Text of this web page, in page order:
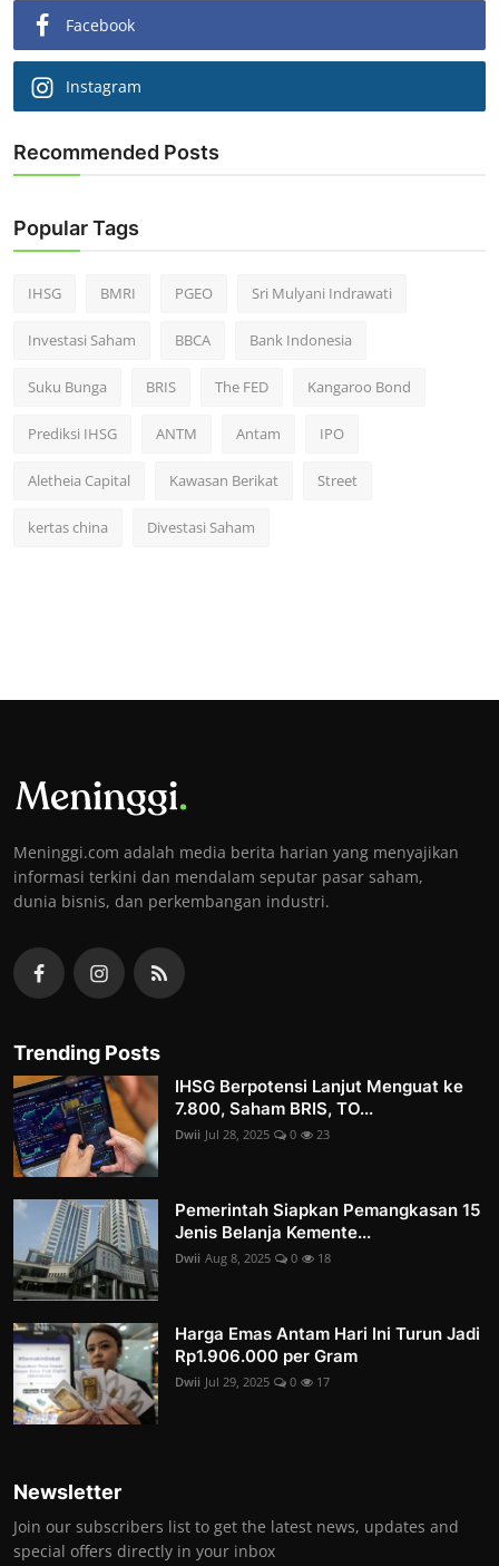
Facebook
Instagram
Recommended Posts
Popular Tags
IHSG BMRI PGEO Sri Mulyani Indrawati
Investasi Saham BBCA Bank Indonesia
Suku Bunga BRIS The FED Kangaroo Bond
Prediksi IHSG ANTM Antam IPO
Aletheia Capital Kawasan Berikat Street
kertas china Divestasi Saham
Meninggi.com adalah media berita harian yang menyajikan
informasi terkini dan mendalam seputar pasar saham,
dunia bisnis, dan perkembangan industri.
Trending Posts
IHSG Berpotensi Lanjut Menguat ke
7.800, Saham BRIS, TO...
Dwii Jul 28, 2025 0 23
Pemerintah Siapkan Pemangkasan 15
Jenis Belanja Kemente...
Dwii Aug 8, 2025 0 18
Harga Emas Antam Hari Ini Turun Jadi
Rp1.906.000 per Gram
Dwii Jul 29, 2025 0 17
Newsletter
Join our subscribers list to get the latest news, updates and
special offers directly in your inbox